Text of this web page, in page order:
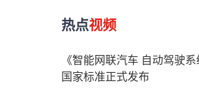
热点视频
《智能网联汽车 自动驾驶
国家标准正式发布